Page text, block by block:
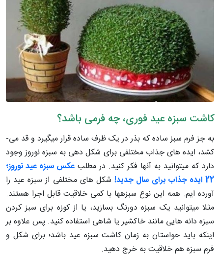
کاشت سبزه عید فوری، چه فرمی باشد؟
به جز فرم سبز ساده که بذر در یک ظرف ساده قرار می­گیرد و قد می­
کشد، ایده ­های جذاب مختلفی برای شکل ­دهی به سبزه نوروز وجود
دارد که می­توانید به آن­ها فکر کنید. در مطلب عکس سبزه عید نوروز؛
22 ایده جذاب برای سال جدید!
شکل­ های مختلفی از سبزه عید را
آورده ­ایم. همه این نوع سبزه­ها با کمی خلاقیت قابل اجرا هستند.
مثلا می­توانید یک سبزه دورنگ بسازید، یا از کوزه برای سبز کردن
سبزه دانه­ هایی مانند خاکشیر یا شاهی استفاده کنید. پس علاوه بر
اینکه باید حواستان به زمان کاشت سبزه عید باشد؛ برای شکل و
فرم سبزه هم خلاقیت به خرج دهید.